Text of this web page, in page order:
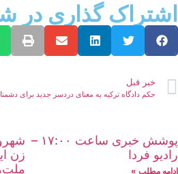
اشتراک گذاری در
خبر قبل
حکم دادگاه ترکیه به معنای دردسر جدید برای
پوشش خبری ساعت ۱۷:۰۰ –
رادیو فردا
ادامه مطلب »
زن